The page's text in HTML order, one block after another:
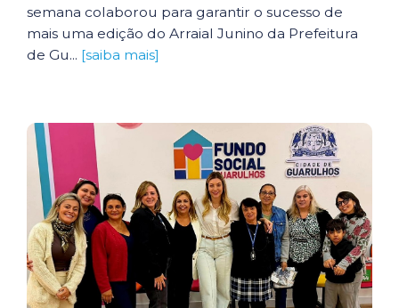
semana colaborou para garantir o sucesso de
mais uma edição do Arraial Junino da Prefeitura
de Gu... [saiba mais]